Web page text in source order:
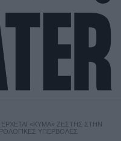
«ΚΎΜΑ» ΖΈΣΤΗΣ ΣΤΗΝ
ΥΠΕΡΒΟΛΈΣ